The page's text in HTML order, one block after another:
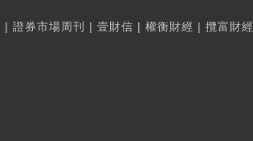
| 證券市場周刊 | 壹財信 | 權衡財經 | 攬富財經